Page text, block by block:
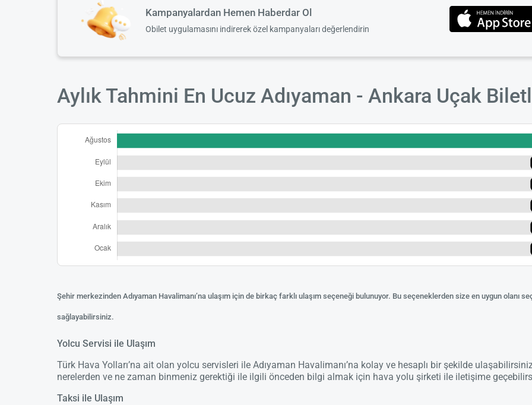
Kampanyalardan Hemen Haberdar Ol
Obilet uygulamasını indirerek özel kampanyaları değerlendirin
Aylık Tahmini En Ucuz Adıyaman - Ankara Uçak
Şehir merkezinden Adıyaman Havalimanı’na ulaşım için de birkaç farklı ulaşım seçeneği bulunuyor. Bu seçeneklerden size en uygun olanı
sağlayabilirsiniz.
Yolcu Servisi ile Ulaşım
Türk Hava Yolları’na ait olan yolcu servisleri ile Adıyaman Havalimanı’na kolay ve hesaplı bir şekilde
nerelerden ve ne zaman binmeniz gerektiği ile ilgili önceden bilgi almak için hava yolu şirketi ile iletişime
Taksi ile Ulaşım